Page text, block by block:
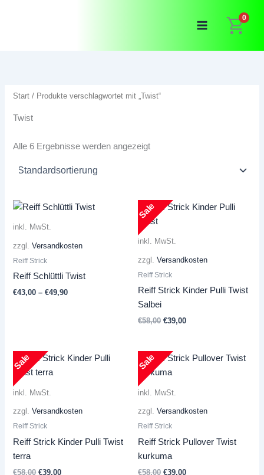
0
Start / Produkte verschlagwortet mit „Twist“
Twist
Alle 6 Ergebnisse werden angezeigt
inkl. MwSt.
zzgl.Versandkosten
Reiff Strick
Reiff Schlüttli Twist
€43,00 –€49,90
inkl. MwSt.
zzgl. Versandkosten
Reiff Strick
Reiff Strick Kinder Pulli Twist
Salbei
€58,00 Ursprünglicher
€58,00
€39,00Aktueller
Sale
inkl. MwSt.
zzgl.Versandkosten
Reiff Strick
Reiff Strick Kinder Pulli Twist
terra
€58,00 Ursprünglicher
€39,00Aktueller
Sale
inkl. MwSt.
zzgl. Versandkosten
Reiff Strick
Reiff Strick Pullover Twist
kurkuma
€58,00 Ursprünglicher
€39,00Aktueller
Sale